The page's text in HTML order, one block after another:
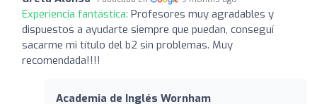
Experiencia fantástica: Profesores muy agradables y
dispuestos a ayudarte siempre que puedan, conseguí
sacarme mi título del b2 sin problemas. Muy
recomendada!!!!
Academia de Inglés Wornham